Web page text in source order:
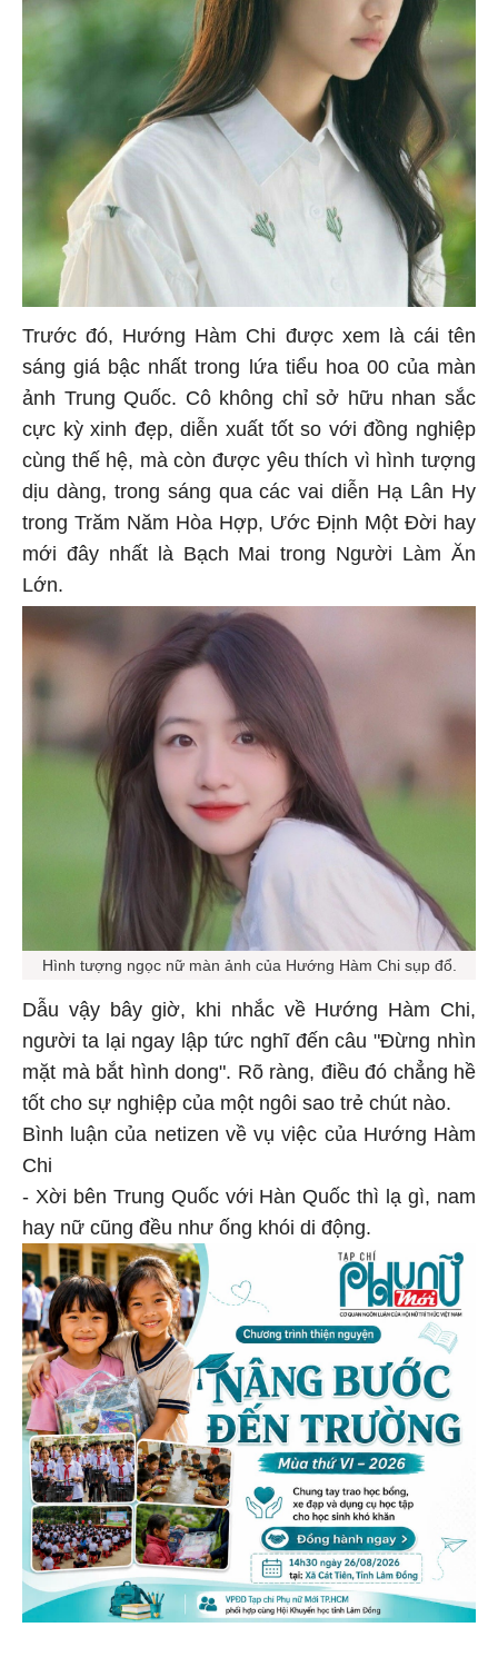
Trước đó, Hướng Hàm Chi được xem là cái tên
sáng giá bậc nhất trong lứa tiểu hoa 00 của màn
ảnh Trung Quốc. Cô không chỉ sở hữu nhan sắc
cực kỳ xinh đẹp, diễn xuất tốt so với đồng nghiệp
cùng thế hệ, mà còn được yêu thích vì hình tượng
dịu dàng, trong sáng qua các vai diễn Hạ Lân Hy
trong Trăm Năm Hòa Hợp, Ước Định Một Đời hay
mới đây nhất là Bạch Mai trong Người Làm Ăn
Lớn.
Hình tượng ngọc nữ màn ảnh của Hướng Hàm Chi sụp đổ.
Dẫu vậy bây giờ, khi nhắc về Hướng Hàm Chi,
người ta lại ngay lập tức nghĩ đến câu "Đừng nhìn
mặt mà bắt hình dong". Rõ ràng, điều đó chẳng hề
tốt cho sự nghiệp của một ngôi sao trẻ chút nào.
Bình luận của netizen về vụ việc của Hướng Hàm
Chi
- Xời bên Trung Quốc với Hàn Quốc thì lạ gì, nam
hay nữ cũng đều như ống khói di động.